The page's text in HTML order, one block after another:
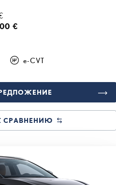
€
e-CVT
СРАВНЕНИЮ